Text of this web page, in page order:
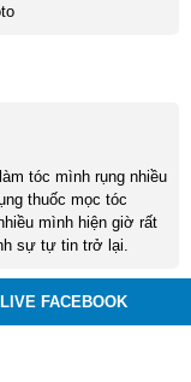
tóc mình rụng nhiều
thuốc mọc tóc
mình hiện giờ rất
sự tự tin trở lại.
FACEBOOK